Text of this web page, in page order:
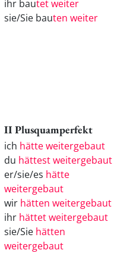
ihr bautet weiter
sie/Sie bauten weiter
II Plusquamperfekt
ich hätte weitergebaut
du hättest weitergebaut
er/sie/es hätte
weitergebaut
wir hätten weitergebaut
ihr hättet weitergebaut
sie/Sie hätten
weitergebaut